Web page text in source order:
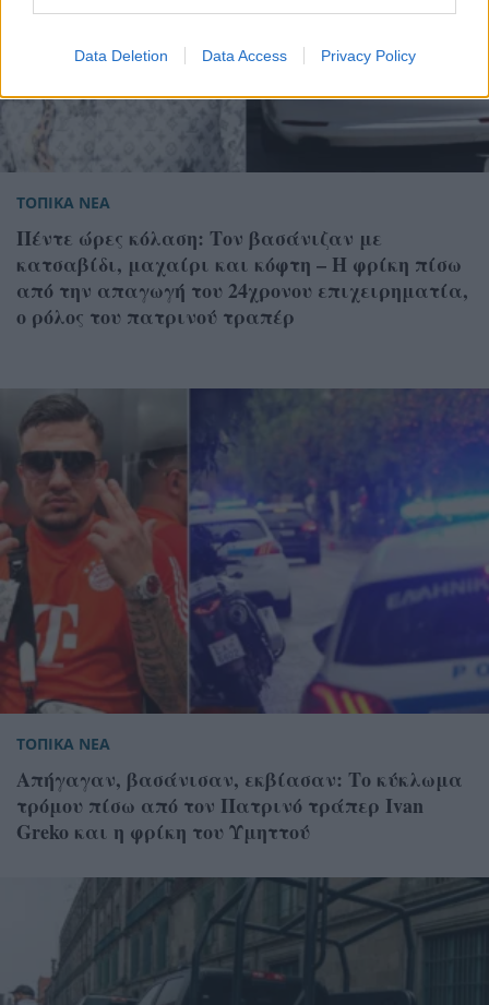
Data Deletion Data Access Privacy Policy
ΤΟΠΙΚΑ ΝΕΑ
Πέντε ώρες κόλαση: Τον βασάνιζαν με
κατσαβίδι, μαχαίρι και κόφτη – Η φρίκη πίσω
από την απαγωγή του 24χρονου επιχειρηματία,
ο ρόλος του πατρινού τραπέρ
ΤΟΠΙΚΑ ΝΕΑ
Απήγαγαν, βασάνισαν, εκβίασαν: Το κύκλωμα
τρόμου πίσω από τον Πατρινό τράπερ Ivan
Greko και η φρίκη του Υμηττού